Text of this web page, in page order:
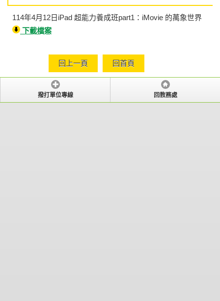
114年4月12日iPad 超能力養成班part1：iMovie 的萬象世界
下載檔案
回上一頁 回首頁
撥打單位專線 回教務處